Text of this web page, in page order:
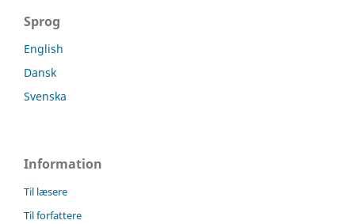
Sprog
English
Dansk
Svenska
Information
Til læsere
Til forfattere